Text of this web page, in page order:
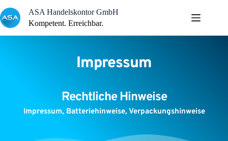
Inhalt
springen
ASA Handelskontor GmbH
Kompetent. Erreichbar.
Impressum
Rechtliche Hinweise
Impressum, Batteriehinweise, Verpackungshinweise